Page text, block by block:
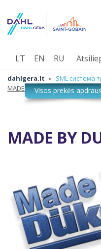
LT EN RU
dahlgera.lt » SML система
MADE BY DUKER
MADE BY